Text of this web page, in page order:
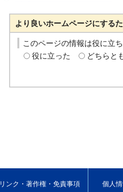
より良いホームページにする
このページの情報は役に立
役に立った
どちらと
リンク・著作権・免責事項 個人